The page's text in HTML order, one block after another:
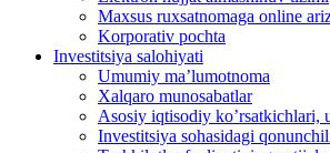
Maxsus ruxsatnomaga online
Korporativ pochta
Investitsiya salohiyati
Umumiy maʼlumotnoma
Xalqaro munosabatlar
Аsosiy iqtisodiy koʼrsatkichlari,
Investitsiya sohasidagi